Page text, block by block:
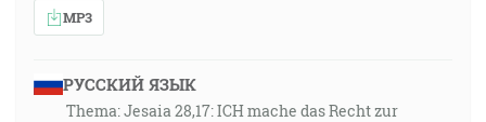
MP3
РУССКИЙ ЯЗЫК
Thema: Jesaia 28,17: ICH mache das Recht zur